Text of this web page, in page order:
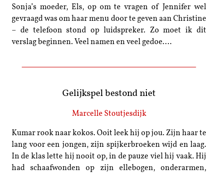
Sonja’s moeder, Els, op om te vragen of Jennifer wel
gevraagd was om haar menu door te geven aan Christine
– de telefoon stond op luidspreker. Zo moet ik dit
verslag beginnen. Veel namen en veel gedoe.…
Gelijkspel bestond niet
Marcelle Stoutjesdijk
Kumar rook naar kokos. Ooit leek hij op jou. Zijn haar te
lang voor een jongen, zijn spijkerbroeken wijd en laag.
In de klas lette hij nooit op, in de pauze viel hij vaak. Hij
had schaafwonden op zijn ellebogen, onderarmen,